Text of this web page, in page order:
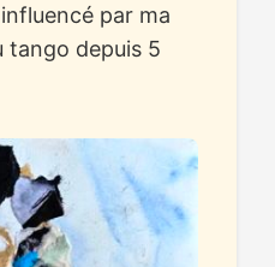
par ma
tango depuis 5